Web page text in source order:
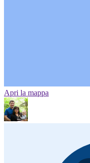
Apri la mappa